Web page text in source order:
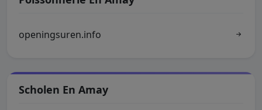
openingsuren.info
Scholen En Amay